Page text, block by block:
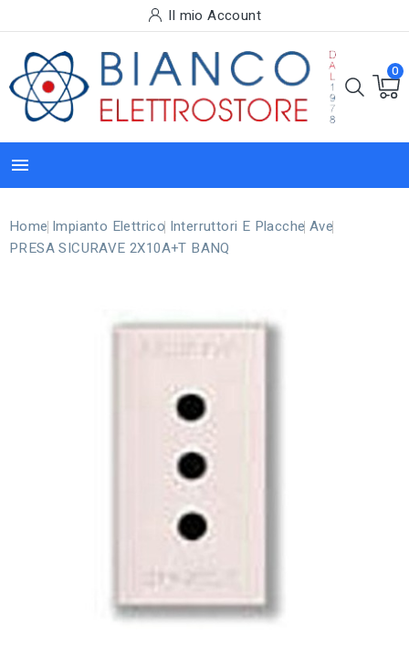
Il mio Account
0

Home Impianto Elettrico Interruttori E Placche Ave
PRESA SICURAVE 2X10A+T BANQ